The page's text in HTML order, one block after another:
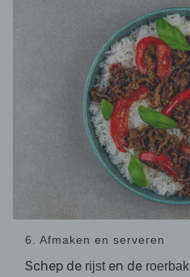
6. Afmaken en serveren
Schep de rijsten de roerbak